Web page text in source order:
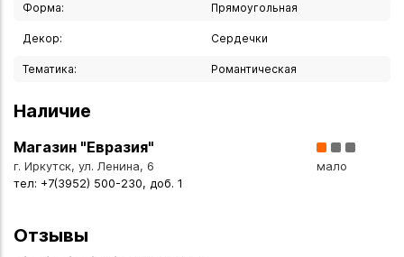
Форма: Прямоугольная
Декор: Сердечки
Тематика: Романтическая
Наличие
Магазин "Евразия"
г. Иркутск, ул. Ленина, 6
тел: +7(3952) 500-230, доб. 1
мало
Отзывы